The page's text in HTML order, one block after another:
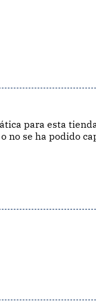
para esta
no se ha podido